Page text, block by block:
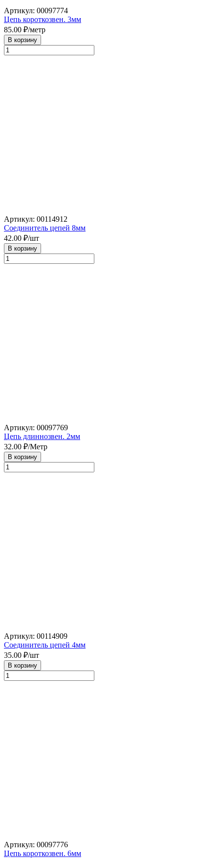
Артикул: 00097774
Цепь короткозвен. 3мм
85.00 ₽/метр
В корзину
Артикул: 00114912
Соединитель цепей 8мм
42.00 ₽/шт
В корзину
Артикул: 00097769
Цепь длиннозвен. 2мм
32.00 ₽/Метр
В корзину
Артикул: 00114909
Соединитель цепей 4мм
35.00 ₽/шт
В корзину
Артикул: 00097776
Цепь короткозвен. 6мм